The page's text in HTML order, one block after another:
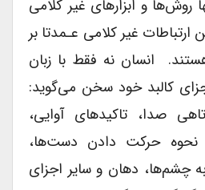
روش‌ها و ابزارهای غیر کلامی
غیر کلامی عـمدتا بر
انسان نه فقط با زبان
کالبد خود سخن می‌گوید:
صدا، تاکیدهای آوایی،
حرکت دادن دست‌ها،
چشم‌ها، دهان و سایر اجزای